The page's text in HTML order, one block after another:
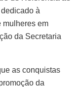
à
mulheres em
da Secretaria
as conquistas
da